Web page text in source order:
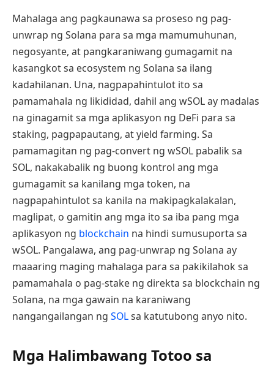
Mahalaga ang pagkaunawa sa proseso ng pag-
unwrap ng Solana para sa mga mamumuhunan,
negosyante, at pangkaraniwang gumagamit na
kasangkot sa ecosystem ng Solana sa ilang
kadahilanan. Una, nagpapahintulot ito sa
pamamahala ng likididad, dahil ang wSOL ay madalas
na ginagamit sa mga aplikasyon ng DeFi para sa
staking, pagpapautang, at yield farming. Sa
pamamagitan ng pag-convert ng wSOL pabalik sa
SOL, nakakabalik ng buong kontrol ang mga
gumagamit sa kanilang mga token, na
nagpapahintulot sa kanila na makipagkalakalan,
maglipat, o gamitin ang mga ito sa iba pang mga
aplikasyon ng blockchain na hindi sumusuporta sa
wSOL. Pangalawa, ang pag-unwrap ng Solana ay
maaaring maging mahalaga para sa pakikilahok sa
pamamahala o pag-stake ng direkta sa blockchain ng
Solana, na mga gawain na karaniwang
nangangailangan ng SOLsa katutubong anyo nito.
Mga Halimbawang Totoo sa